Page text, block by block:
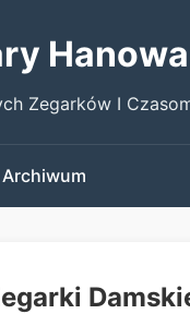
Zegarków I
Archiwum